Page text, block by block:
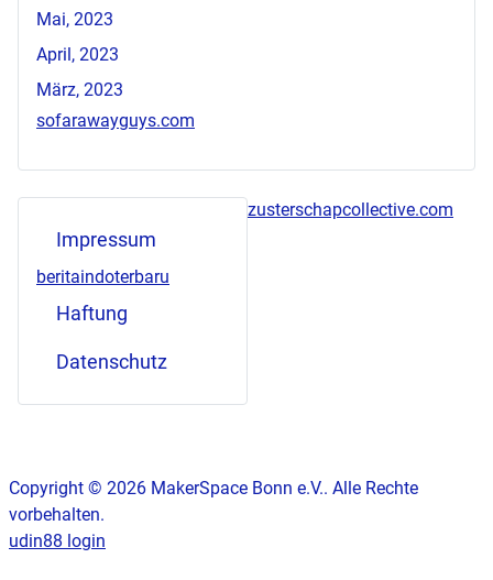
Mai, 2023
April, 2023
März, 2023
sofarawayguys.com
Impressum
beritaindoterbaru
Haftung
Datenschutz
zusterschapcollective.com
Copyright © 2026 MakerSpace Bonn e.V.. Alle Rechte
vorbehalten.
udin88 login